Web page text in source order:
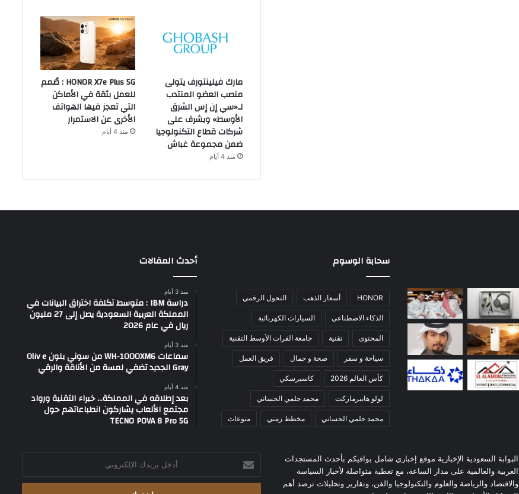
مارك فيلينتورف يتولى
منصب العضو المنتدب
لـ«سي إن إس الشرق
الأوسط» ويشرف على
شركات قطاع التكنولوجيا
ضمن مجموعة غباش
منذ 4 أيام
HONOR X7e Plus 5G : صُمم
للعمل بثقة في الأماكن
التي تعجز فيها الهواتف
الأخرى عن الاستمرار
منذ 4 أيام
سحابة الوسوم
HONOR أسعار الذهب التحول الرقمي
الذكاء الاصطناعي السيارات الكهربائية
المحتوى تقنية جامعة الفرات الأوسط التقنية
سياحة و سفر صحة و جمال فريق العمل
كأس العالم 2026 كاسبرسكي
لولو هايبرماركت محمد جلمي الحساني
محمد حلمي الحساني مخطط زمني منوعات
أحدث المقالات
منذ 3 أيام
دراسة IBM : متوسط تكلفة اختراق البيانات في
المملكة العربية السعودية يصل إلى 27 مليون
ريال في عام 2026
منذ 3 أيام
سماعات WH-1000XM6 من سوني بلون Oliv e
Gray الجديد تضفي لمسة من الأناقة والرقي
منذ 4 أيام
بعد إطلاقه في المملكة… خبراء التقنية ورواد
مجتمع الألعاب يشاركون انطباعاتهم حول
TECNO POVA 8 Pro 5G
البوابة السعودية الإخبارية موقع إخباري شامل يوافيكم بأحدث المستجدات
العربية والعالمية على مدار الساعة، مع تغطية متواصلة لأخبار السياسة
والاقتصاد والرياضة والعلوم والتكنولوجيا والفن، وتقارير وتحليلات ترصد أهم
بريدك
الإلكتروني